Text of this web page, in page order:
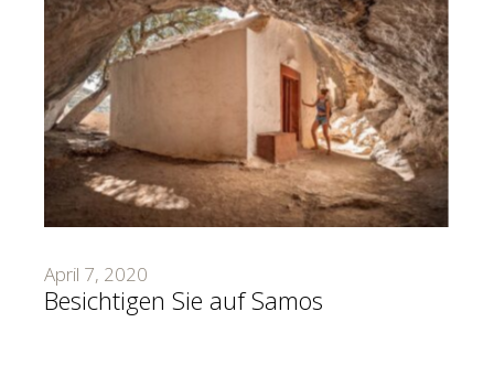
April 7, 2020
Besichtigen Sie auf Samos